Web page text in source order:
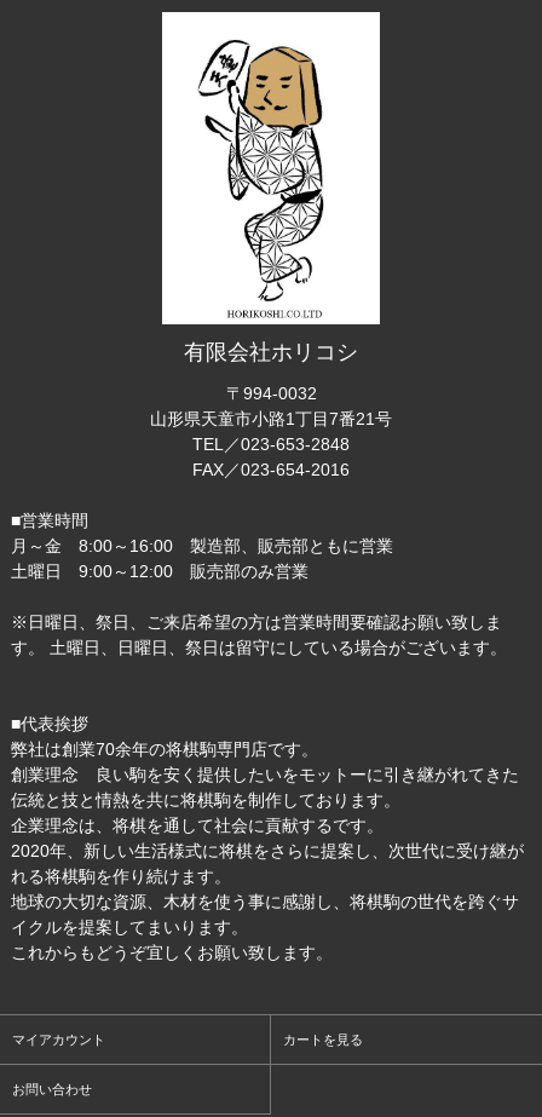
有限会社ホリコシ
〒994-0032
山形県天童市小路1丁目7番21号
TEL／023-653-2848
FAX／023-654-2016
■営業時間
月～金 8:00～16:00 製造部、販売部ともに営業
土曜日 9:00～12:00 販売部のみ営業
※日曜日、祭日、ご来店希望の方は営業時間要確認お願い致しま
す。 土曜日、日曜日、祭日は留守にしている場合がございます。
■代表挨拶
弊社は創業70余年の将棋駒専門店です。
創業理念 良い駒を安く提供したいをモットーに引き継がれてきた
伝統と技と情熱を共に将棋駒を制作しております。
企業理念は、将棋を通して社会に貢献するです。
2020年、新しい生活様式に将棋をさらに提案し、次世代に受け継が
れる将棋駒を作り続けます。
地球の大切な資源、木材を使う事に感謝し、将棋駒の世代を跨ぐサ
イクルを提案してまいります。
これからもどうぞ宜しくお願い致します。
マイアカウント カートを見る
お問い合わせ